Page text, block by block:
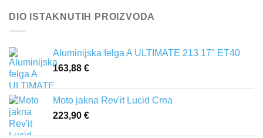
odabrati
na
proizvoda
odabrati
proizvoda
DIO ISTAKNUTIH PROIZVODA
Aluminijska felga A ULTIMATE 213 17" ET40
163,88 €
Moto jakna Rev'it Lucid Crna
223,90 €